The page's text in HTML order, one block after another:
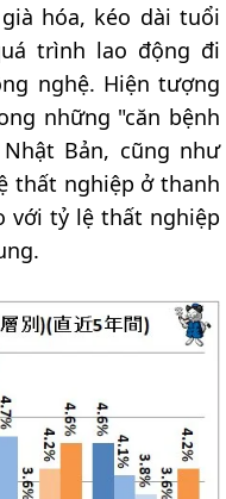
hóa, kéo dài tuổi
trình lao động đi
nghệ. Hiện tượng
những "căn bệnh
Bản, cũng như
thất nghiệp ở thanh
với tỷ lệ thất nghiệp